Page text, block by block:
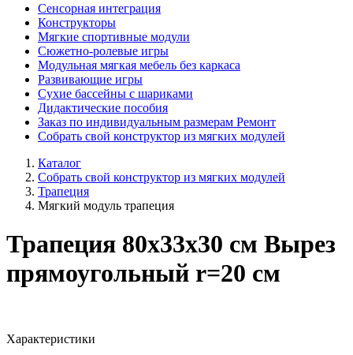
Сенсорная интеграция
Конструкторы
Мягкие спортивные модули
Cюжетно-ролевые игры
Модульная мягкая мебель без каркаса
Развивающие игры
Сухие бассейны с шариками
Дидактические пособия
Заказ по индивидуальным размерам Ремонт
Собрать свой конструктор из мягких модулей
Каталог
Собрать свой конструктор из мягких модулей
Трапеция
Мягкий модуль трапеция
Трапеция 80х33х30 см Вырез
прямоугольный r=20 см
Характеристики